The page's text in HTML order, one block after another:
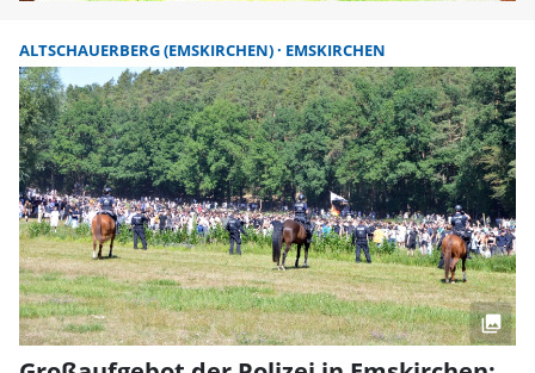
ALTSCHAUERBERG (EMSKIRCHEN) EMSKIRCHEN